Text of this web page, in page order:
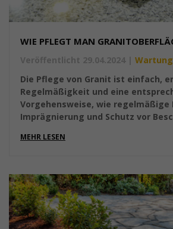
WIE PFLEGT MAN
Veröffentlicht 29.04.2024 | Wartung
Die Pflege von Granit ist einfach,
Regelmäßigkeit und eine
Vorgehensweise, wie regelmäßige
Imprägnierung und Schutz vor
MEHR LESEN